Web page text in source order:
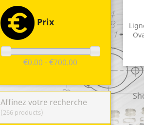
Prix
€0.00 - €700.00
Affinez votre recherche
(266 products)